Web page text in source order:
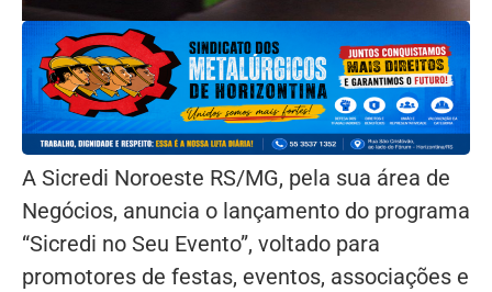
A Sicredi Noroeste RS/MG, pela sua área de
Negócios, anuncia o lançamento do programa
“Sicredi no Seu Evento”, voltado para
promotores de festas, eventos, associações e